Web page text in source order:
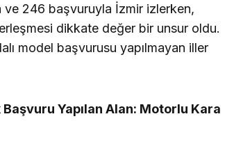
246 başvuruyla İzmir izlerken,
dikkate değer bir unsur oldu.
model başvurusu yapılmayan iller
Yapılan Alan: Motorlu Kara